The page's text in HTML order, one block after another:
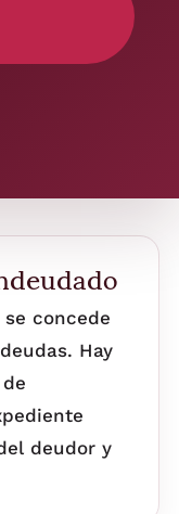
concede
Hay
deudor y